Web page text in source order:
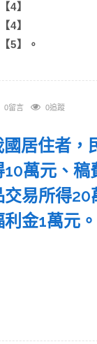
4】
【4】
5】。
0留言 0追蹤
國居住者
萬元、
易所得
金1萬元